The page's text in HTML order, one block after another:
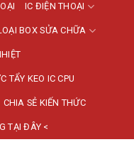
IC ĐIỆN THOẠI
BOX SỬA CHỮA
TẨY KEO IC CPU
CHIA SẺ KIẾN THỨC
TẠI ĐÂY <